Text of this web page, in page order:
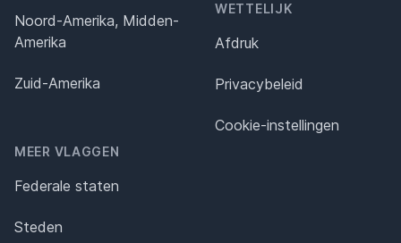
Noord-Amerika, Midden-
Amerika
Zuid-Amerika
MEER VLAGGEN
Federale staten
Steden
WETTELIJK
Afdruk
Privacybeleid
Cookie-instellingen